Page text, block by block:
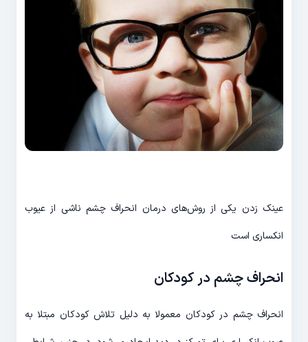
عینک زدن یکی از روش‌های درمان انحراف چشم ناشی از عیوب
انکساری است
انحراف چشم در کودکان
انحراف چشم در کودکان معمولا به دلیل تلاش کودکان مبتلا به